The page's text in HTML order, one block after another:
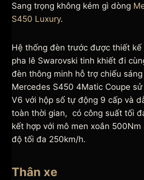
Sang trọng không kém gì dòng
S450 Luxury.
Hệ thống đèn trước được thiết
pha lê Swarovski tinh khiết đi
đèn thông minh hỗ trợ chiếu
Mercedes S450 4Matic Coupe
V6 với hộp số tự động 9 cấp và
toàn thời gian, có công suất tối
kết hợp với mô men xoắn
độ tối đa 250km/h.
Thân xe